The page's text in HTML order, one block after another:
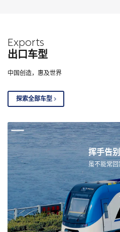
Exports
出口车型
中国创造，惠及世界
探索全部车型
挥手告
虽不能常回